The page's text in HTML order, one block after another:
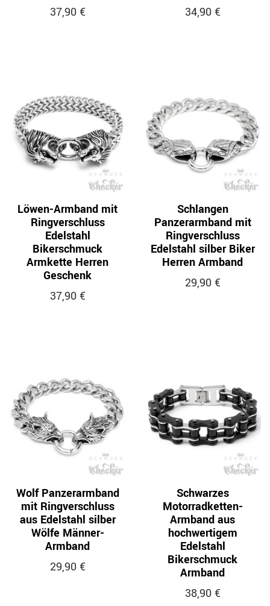
37,90 € 34,90 €
Löwen-Armband mit
Ringverschluss
Edelstahl
Bikerschmuck
Armkette Herren
Geschenk
37,90 €
Schlangen
Panzerarmband mit
Ringverschluss
Edelstahl silber Biker
Herren Armband
29,90 €
Wolf Panzerarmband
mit Ringverschluss
aus Edelstahl silber
Wölfe Männer-
Armband
29,90 €
Schwarzes
Motorradketten-
Armband aus
hochwertigem
Edelstahl
Bikerschmuck
Armband
38,90 €